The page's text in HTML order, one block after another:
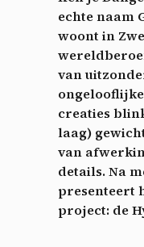
echte naam
woont in
van
creaties
laag)
van
details. Na
presenteert
project: de